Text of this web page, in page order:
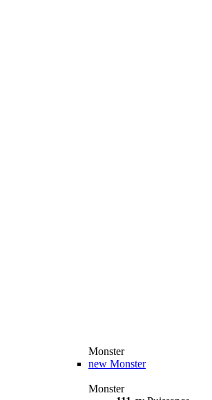
Monster
new Monster
Monster